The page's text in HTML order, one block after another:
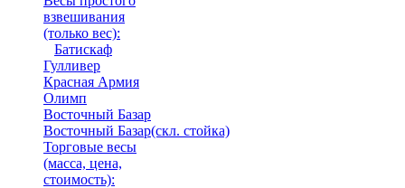
взвешивания
(только вес):
Батискаф
Гулливер
Красная Армия
Олимп
Восточный Базар
Восточный Базар(скл. стойка)
Торговые весы
(масса, цена,
стоимость):